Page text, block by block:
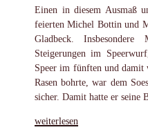
Einen in diesem Ausmaß
feierten Michel Bottin und
Gladbeck.
Steigerungen im
Speer im fünften und damit
Rasen bohrte, war dem
sicher. Damit hatte er seine
„Erfolgreicher
weiterlesen